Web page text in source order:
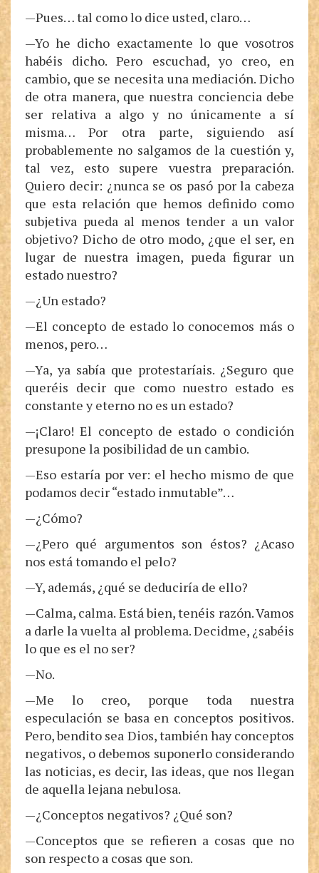
—Pues… tal como lo dice usted, claro…
—Yo he dicho exactamente lo que vosotros
habéis dicho. Pero escuchad, yo creo, en
cambio, que se necesita una mediación. Dicho
de otra manera, que nuestra conciencia debe
ser relativa a algo y no únicamente a sí
misma… Por otra parte, siguiendo así
probablemente no salgamos de la cuestión y,
tal vez, esto supere vuestra preparación.
Quiero decir: ¿nunca se os pasó por la cabeza
que esta relación que hemos definido como
subjetiva pueda al menos tender a un valor
objetivo? Dicho de otro modo, ¿que el ser, en
lugar de nuestra imagen, pueda figurar un
estado nuestro?
—¿Un estado?
—El concepto de estado lo conocemos más o
menos, pero…
—Ya, ya sabía que protestaríais. ¿Seguro que
queréis decir que como nuestro estado es
constante y eterno no es un estado?
—¡Claro! El concepto de estado o condición
presupone la posibilidad de un cambio.
—Eso estaría por ver: el hecho mismo de que
podamos decir “estado inmutable”…
—¿Cómo?
—¿Pero qué argumentos son éstos? ¿Acaso
nos está tomando el pelo?
—Y, además, ¿qué se deduciría de ello?
—Calma, calma. Está bien, tenéis razón. Vamos
a darle la vuelta al problema. Decidme, ¿sabéis
lo que es el no ser?
—No.
—Me lo creo, porque toda nuestra
especulación se basa en conceptos positivos.
Pero, bendito sea Dios, también hay conceptos
negativos, o debemos suponerlo considerando
las noticias, es decir, las ideas, que nos llegan
de aquella lejana nebulosa.
—¿Conceptos negativos? ¿Qué son?
—Conceptos que se refieren a cosas que no
son respecto a cosas que son.